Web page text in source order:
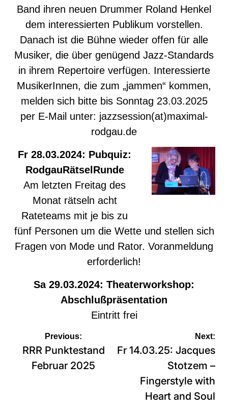
Band ihren neuen Drummer Roland Henkel
dem interessierten Publikum vorstellen.
Danach ist die Bühne wieder offen für alle
Musiker, die über genügend Jazz-Standards
in ihrem Repertoire verfügen. Interessierte
MusikerInnen, die zum „jammen“ kommen,
melden sich bitte bis Sonntag 23.03.2025
per E-Mail unter: jazzsession(at)maximal-
rodgau.de
Fr 28.03.2024: Pubquiz:
RodgauRätselRunde
Am letzten Freitag des
Monat rätseln acht
Rateteams mit je bis zu
fünf Personen um die Wette und stellen sich
Fragen von Mode und Rator. Voranmeldung
erforderlich!
Sa 29.03.2024: Theaterworkshop:
Abschlußpräsentation
Eintritt frei
Beitragsnavigation
Previous:
RRR Punktestand
Februar 2025
Next:
Fr 14.03.25: Jacques
Stotzem –
Fingerstyle with
Heart and Soul